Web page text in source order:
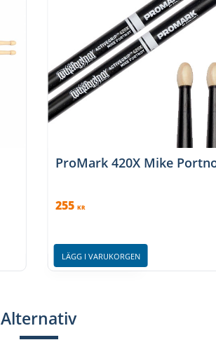
ProMark 420X Mike
255 KR
LÄGG I VARUKORGEN
Alternativ